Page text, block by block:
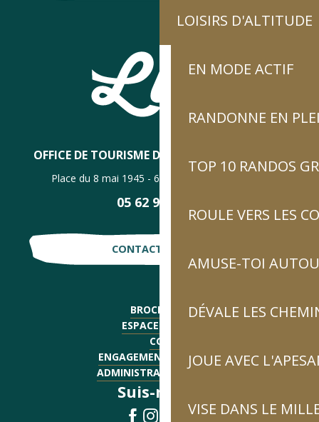
LOISIRS D'ALTITUDE
EN MODE ACTIF
RANDONNE EN
TOP 10 RANDOS
ROULE VERS LES
AMUSE-TOI
DÉVALE LES
JOUE AVEC
VISE DANS LE
OFFICE DE TOURISME DE LUZ-SAINT-SAUVEUR
Place du 8 mai 1945 - 65120 Luz-Saint-Sauveur
05 62 92 30 30
CONTACTE-NOUS !
BROCHURES
ESPACE PRESSE
CGV
ENGAGEMENTS QUALITÉ
ADMINISTRATIF - EMPLOI
Suis-nous !